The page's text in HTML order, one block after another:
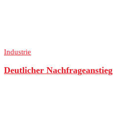
Industrie
Deutlicher Nachfrageanstieg